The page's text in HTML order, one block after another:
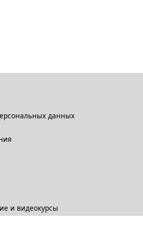
данных
и видеокурсы